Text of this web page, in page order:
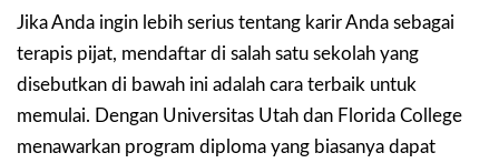
Jika Anda ingin lebih serius tentang karir Anda sebagai
terapis pijat, mendaftar di salah satu sekolah yang
disebutkan di bawah ini adalah cara terbaik untuk
memulai. Dengan Universitas Utah dan Florida College
menawarkan program diploma yang biasanya dapat